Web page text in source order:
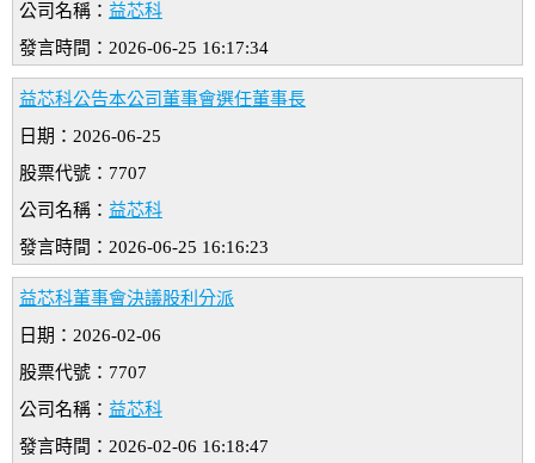
公司名稱： 益芯科
發言時間：2026-06-25 16:17:34
益芯科公告本公司董事會選任董事長
日期：2026-06-25
股票代號：7707
公司名稱： 益芯科
發言時間：2026-06-25 16:16:23
益芯科董事會決議股利分派
日期：2026-02-06
股票代號：7707
公司名稱： 益芯科
發言時間：2026-02-06 16:18:47